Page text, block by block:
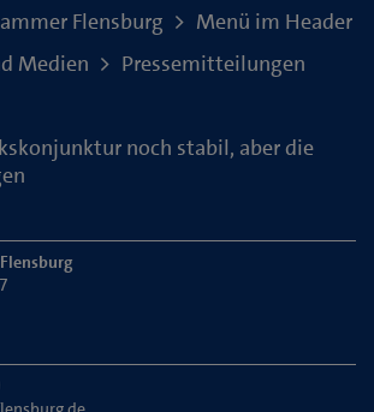
Flensburg
Menü im Header
Medien
Pressemitteilungen
noch stabil, aber die